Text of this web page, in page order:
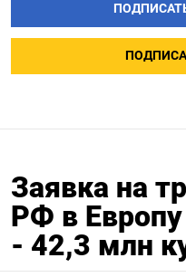
Заявка на
РФ в Европу
- 42,3 млн